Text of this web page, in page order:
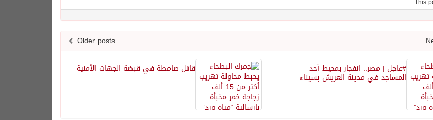
Older posts
قاتل صامطة في قبضة الجهات الأمنية
#عاجل | مصر.. انفجار بمحيط أحد
المساجد في مدينة العريش بسيناء